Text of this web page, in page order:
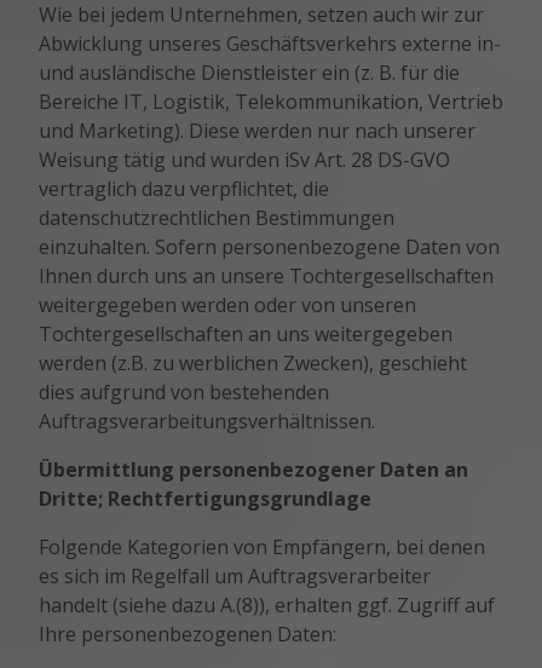
Wie bei jedem Unternehmen, setzen auch wir zur
Abwicklung unseres Geschäftsverkehrs externe in-
und ausländische Dienstleister ein (z. B. für die
Bereiche IT, Logistik, Telekommunikation, Vertrieb
und Marketing). Diese werden nur nach unserer
Weisung tätig und wurden iSv Art. 28 DS-GVO
vertraglich dazu verpflichtet, die
datenschutzrechtlichen Bestimmungen
einzuhalten. Sofern personenbezogene Daten von
Ihnen durch uns an unsere Tochtergesellschaften
weitergegeben werden oder von unseren
Tochtergesellschaften an uns weitergegeben
werden (z.B. zu werblichen Zwecken), geschieht
dies aufgrund von bestehenden
Auftragsverarbeitungsverhältnissen.
Übermittlung personenbezogener Daten an
Dritte; Rechtfertigungsgrundlage
Folgende Kategorien von Empfängern, bei denen
es sich im Regelfall um Auftragsverarbeiter
handelt (siehe dazu A.(8)), erhalten ggf. Zugriff auf
Ihre personenbezogenen Daten: